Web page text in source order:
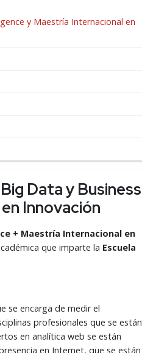
y Maestría Internacional en
Data y Business
Innovación
+ Maestría Internacional en
que imparte la Escuela
se encarga de medir el
profesionales que se están
en analítica web se están
en Internet, que se están